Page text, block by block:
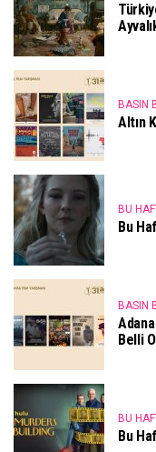
BASIN
Altın
BU
Bu
BASIN
Belli
BU
Bu